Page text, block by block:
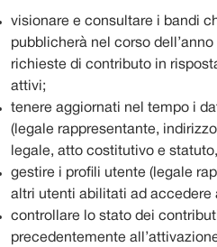
visionare e consultare i bandi
pubblicherà nel corso
richieste di contributo in
attivi;
tenere aggiornati nel tempo i
(legale rappresentante,
legale, atto costitutivo e
gestire i profili utente (legale
altri utenti abilitati ad accedere
controllare lo stato dei
precedentemente